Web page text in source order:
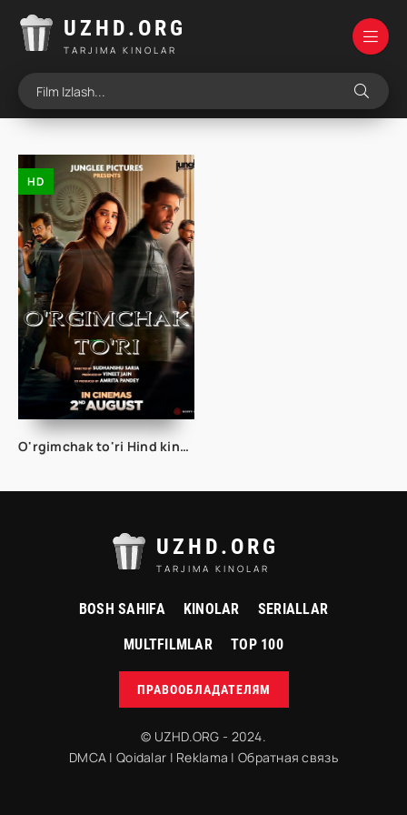
UZHD.ORG
TARJIMA KINOLAR
HD
O'rgimchak to'ri Hind kino Uzbek tilida O'zbekcha 2024 tarjima kino HD skachat
UZHD.ORG
TARJIMA KINOLAR
BOSH SAHIFA KINOLAR SERIALLAR
MULTFILMLAR TOP 100
ПРАВООБЛАДАТЕЛЯМ
© UZHD.ORG - 2024.
DMCA |Qoidalar | Reklama | Обратная связь